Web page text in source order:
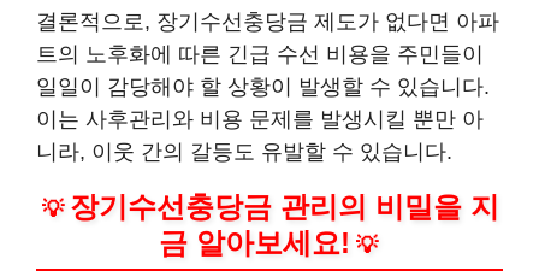
결론적으로, 장기수선충당금 제도가 없다면 아파
트의 노후화에 따른 긴급 수선 비용을 주민들이
일일이 감당해야 할 상황이 발생할 수 있습니다.
이는 사후관리와 비용 문제를 발생시킬 뿐만 아
니라, 이웃 간의 갈등도 유발할 수 있습니다.
💡 장기수선충당금 관리의 비밀을 지
금 알아보세요! 💡